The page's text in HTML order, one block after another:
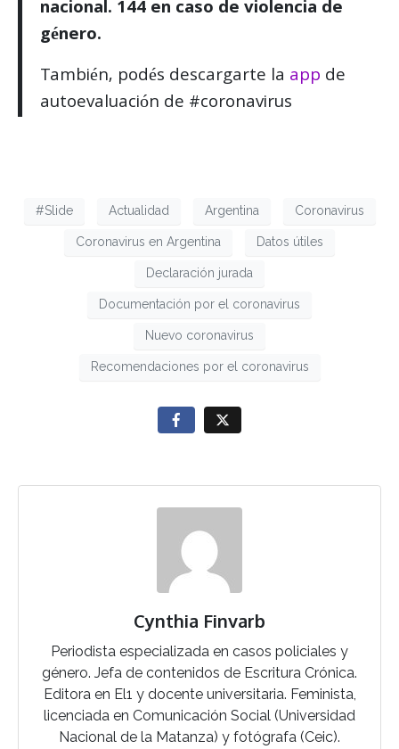
nacional. 144 en caso de violencia de
género.
También, podés descargarte la app de
autoevaluación de #coronavirus
#Slide Actualidad Argentina Coronavirus
Coronavirus en Argentina Datos útiles
Declaración jurada
Documentación por el coronavirus
Nuevo coronavirus
Recomendaciones por el coronavirus
Cynthia Finvarb
Periodista especializada en casos policiales y
género. Jefa de contenidos de Escritura Crónica.
Editora en El1 y docente universitaria. Feminista,
licenciada en Comunicación Social (Universidad
Nacional de la Matanza) y fotógrafa (Ceic).